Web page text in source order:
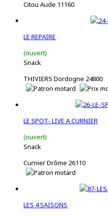
Citou Aude 11160
LE REPAIRE
(ouvert)
Snack
THIVIERS Dordogne 24800
LE SPOT- LIVE A CURNIER
(ouvert)
Snack
Curnier Drôme 26110
LES 4 SAISONS